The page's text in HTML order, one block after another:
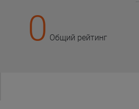
0 Общий рейтинг